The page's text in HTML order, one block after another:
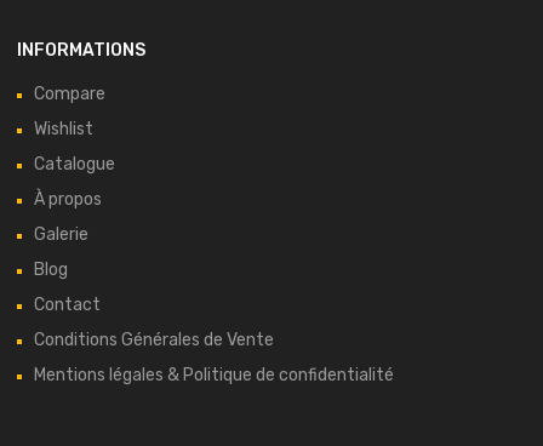
INFORMATIONS
Compare
Wishlist
Catalogue
À propos
Galerie
Blog
Contact
Conditions Générales de Vente
Mentions légales & Politique de confidentialité